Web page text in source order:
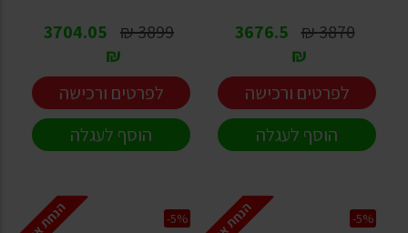
3870 ₪
3676.5
₪
לפרטים ורכישה
הוסף לעגלה
3899 ₪
3704.05
₪
לפרטים ורכישה
הוסף לעגלה
-5%
-5%